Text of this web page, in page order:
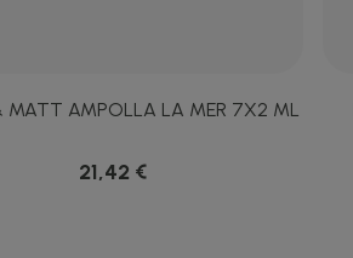
MATT AMPOLLA LA MER 7X2 ML
21,42 €